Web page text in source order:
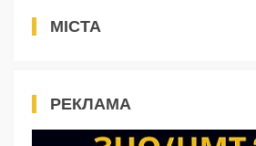
МІСТА
РЕКЛАМА